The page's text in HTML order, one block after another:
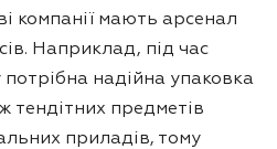
компанії мають арсенал
Наприклад, під час
надійна упаковка
тендітних предметів
приладів, тому